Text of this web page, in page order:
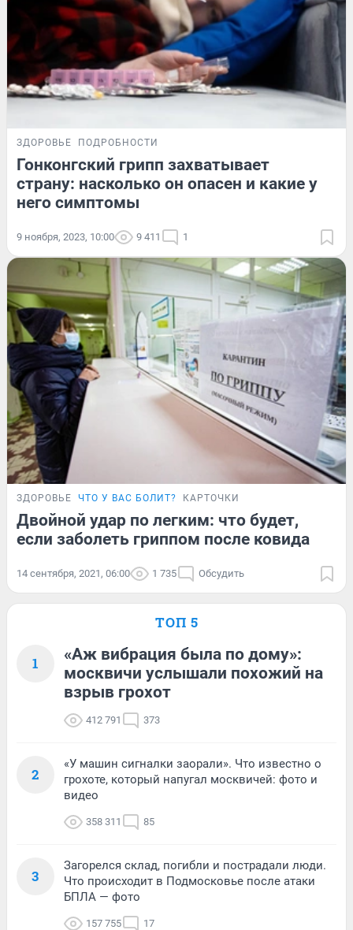
ЗДОРОВЬЕ ПОДРОБНОСТИ
Гонконгский грипп захватывает
страну: насколько он опасен и какие у
него симптомы
9 ноября, 2023, 10:00 9 411 1
ЗДОРОВЬЕ ЧТО У ВАС БОЛИТ? КАРТОЧКИ
Двойной удар по легким: что будет,
если заболеть гриппом после ковида
14 сентября, 2021, 06:00 1 735 Обсудить
ТОП 5
1
«Аж вибрация была по дому»:
москвичи услышали похожий на
взрыв грохот
412 791 373
2
«У машин сигналки заорали». Что известно о
грохоте, который напугал москвичей: фото и
видео
358 311 85
3
Загорелся склад, погибли и пострадали люди.
Что происходит в Подмосковье после атаки
БПЛА — фото
157 755 17